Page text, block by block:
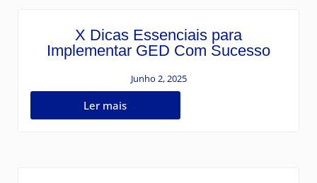
X Dicas Essenciais para
Implementar GED Com Sucesso
Junho 2, 2025
Ler mais